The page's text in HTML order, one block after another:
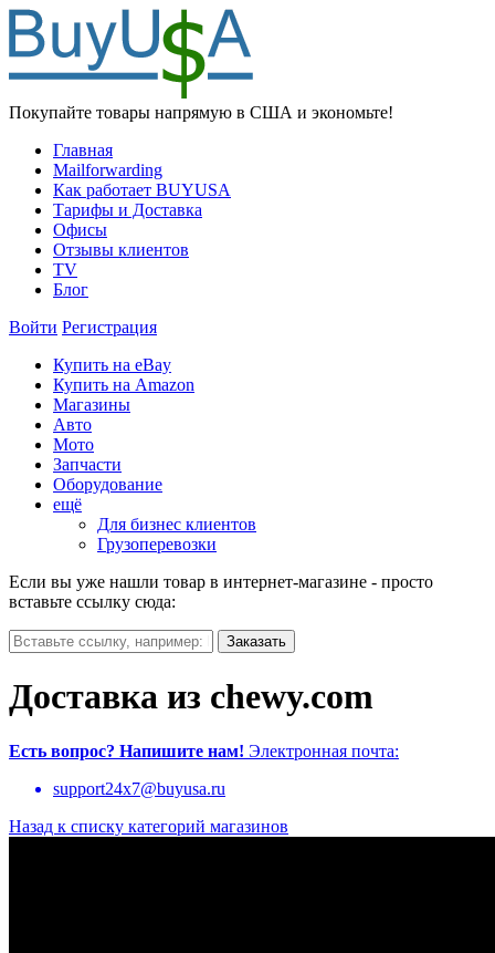
Покупайте товары напрямую в США и экономьте!
Главная
Mailforwarding
Как работает BUYUSA
Тарифы и Доставка
Офисы
Отзывы клиентов
TV
Блог
Войти Регистрация
Купить на eBay
Купить на Amazon
Магазины
Авто
Мото
Запчасти
Оборудование
ещё
Для бизнес клиентов
Грузоперевозки
Если вы уже нашли товар в интернет-магазине - просто
вставьте ссылку сюда:
Доставка из chewy.com
Есть вопрос? Напишите нам! Электронная почта:
support24x7@buyusa.ru
Назад к списку категорий магазинов